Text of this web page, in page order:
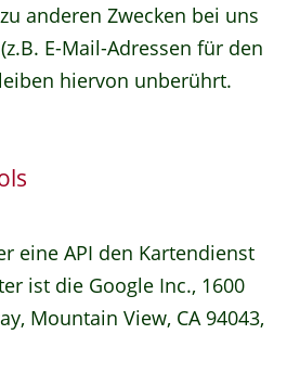
anderen Zwecken bei uns
E-Mail-Adressen für den
hiervon unberührt.
eine API den Kartendienst
ist die Google Inc., 1600
Mountain View, CA 94043,